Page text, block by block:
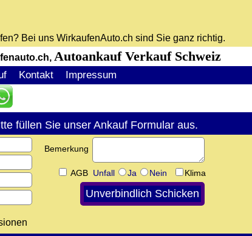
Bei uns WirkaufenAuto.ch sind Sie ganz richtig.